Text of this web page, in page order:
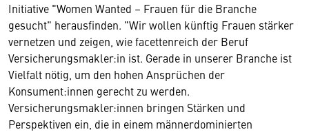
Initiative "Women Wanted – Frauen für die Branche
gesucht" herausfinden. "Wir wollen künftig Frauen stärker
vernetzen und zeigen, wie facettenreich der Beruf
Versicherungsmakler:in ist. Gerade in unserer Branche ist
Vielfalt nötig, um den hohen Ansprüchen der
Konsument:innen gerecht zu werden.
Versicherungsmakler:innen bringen Stärken und
Perspektiven ein, die in einem männerdominierten